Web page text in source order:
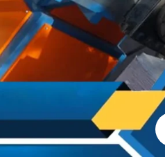
آسیاب یکی از مهم ترین دستگاه ها در خط
وظیفه آسیاب خورد کردن بطری پت
برای بزرگنمایی کلیک کنید